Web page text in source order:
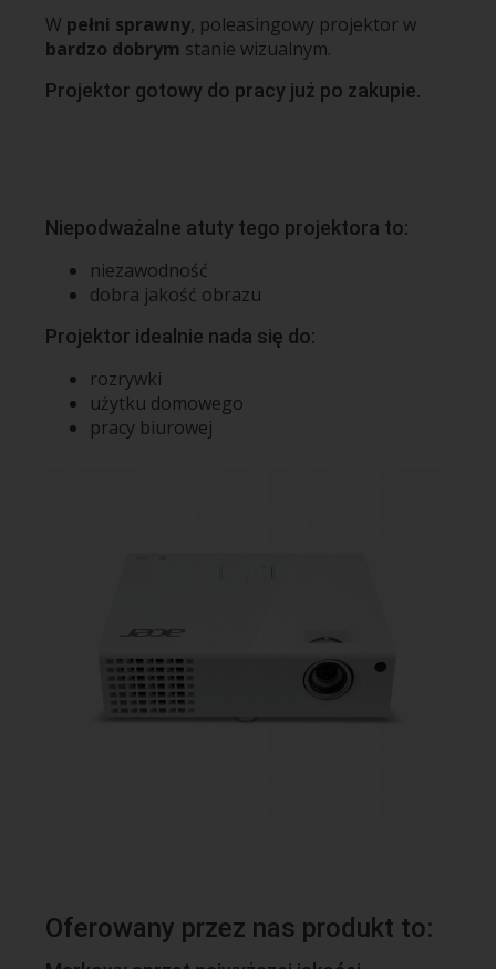
W pełni sprawny, poleasingowy projektor w
bardzo dobrym stanie wizualnym.
Projektor gotowy do pracy już po zakupie.
Niepodważalne atuty tego projektora to:
niezawodność
dobra jakość obrazu
Projektor idealnie nada się do:
rozrywki
użytku domowego
pracy biurowej
Oferowany przez nas produkt to: